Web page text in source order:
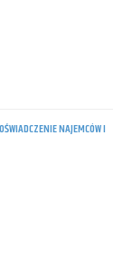
NAJEMCÓW I